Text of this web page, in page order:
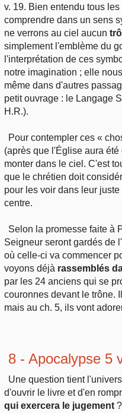
v. 19. Bien entendu tous
comprendre dans un sens
ne verrons au ciel aucun
simplement l'emblème du
l'interprétation de ces
notre imagination ; elle
même dans d'autres
petit ouvrage : le Langage
H.R.).
Pour contempler ces «
(après que l'Église aura
monter dans le ciel. C'est
que le chrétien doit
pour les voir dans leur
centre.
Selon la promesse faite à
Seigneur seront gardés de
où celle-ci va commencer
voyons déjà rassemblés
par les 24 anciens qui se
couronnes devant le trône.
mais au ch. 5, ils vont
8 - Apocalypse 5
Une question tient
d'ouvrir le livre et d'en
qui exercera le jugement